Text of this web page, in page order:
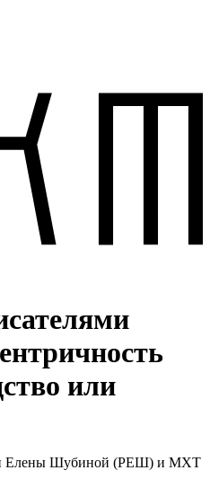
или
Елены Шубиной (РЕШ) и МХТ